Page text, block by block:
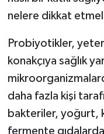
nelere dikkat
Probiyotikler,
konakçıya sağlık
daha fazla kişi
bakteriler, yoğurt,
fermente